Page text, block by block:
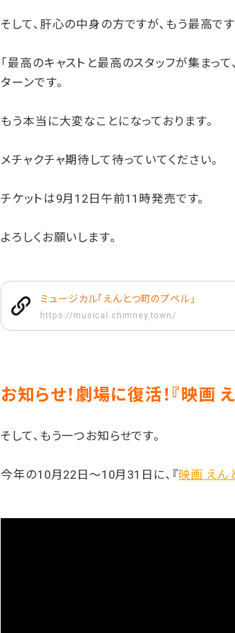
そして、肝心の中身の方ですが、もう最高です
「最高のキャストと最高のスタッフが集まっ
ターンです。
もう本当に大変なことになっております。
メチャクチャ期待して待っていてください。
チケットは9月12日午前11時発売です。
よろしくお願いします。
ミュージカル「えんとつ町のプペル」
https://musical.chimney.town/
お知らせ！劇場に復活！『映画
そして、もう一つお知らせです。
今年の10月22日〜10月31日に、『映画 えん